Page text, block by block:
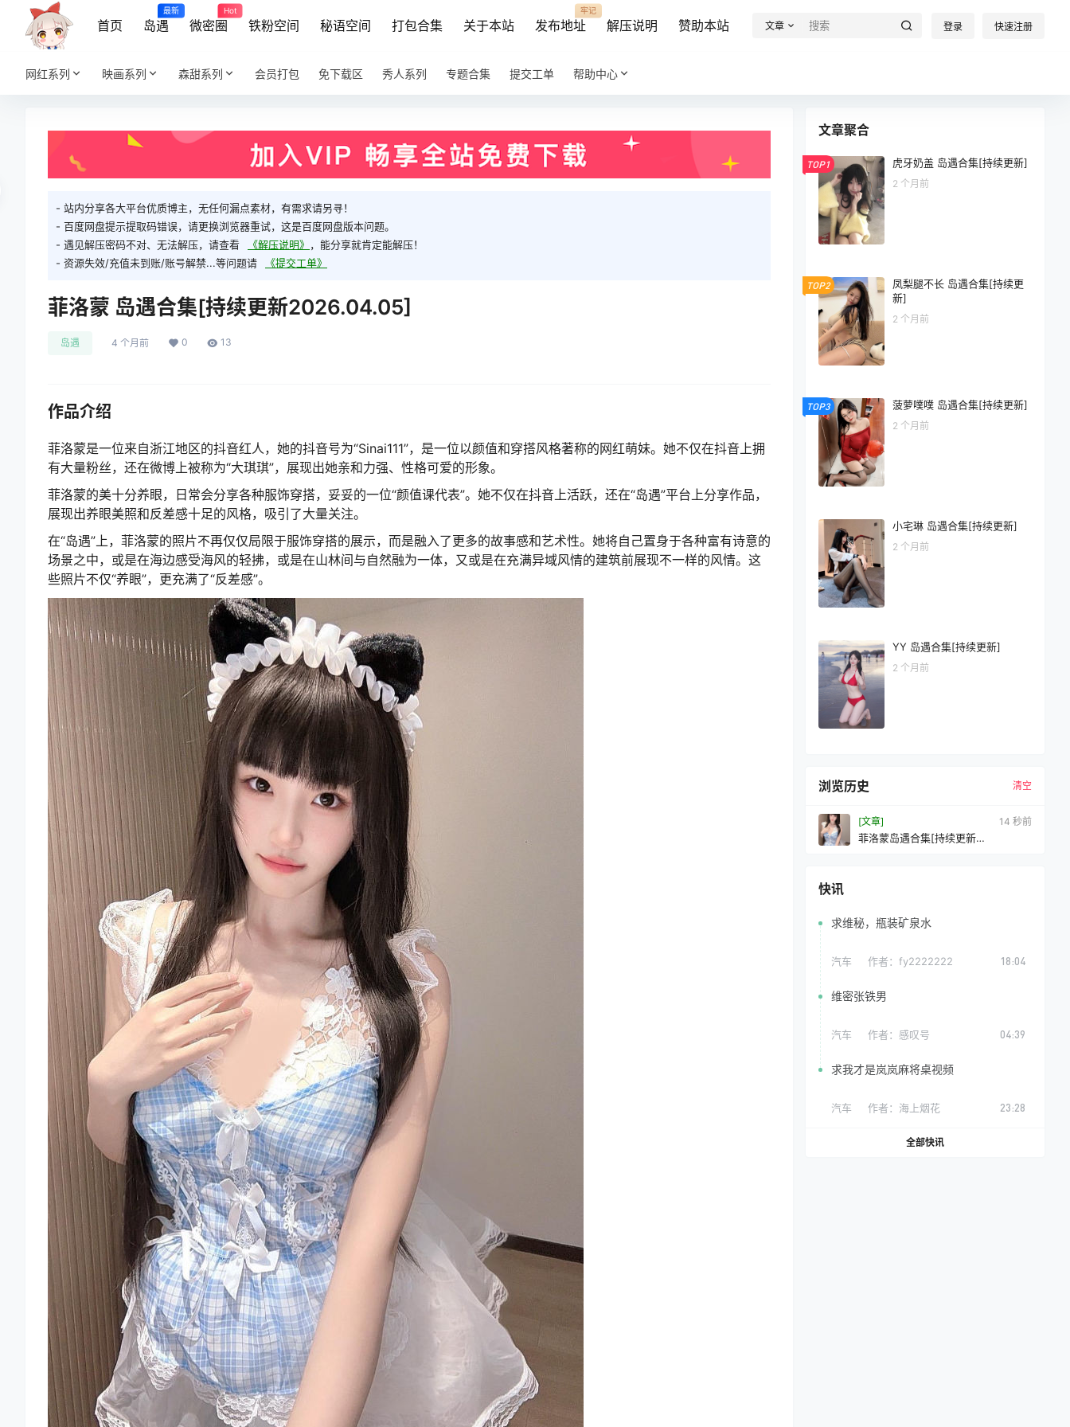
首页 岛遇
最新
微密圈
Hot
铁粉空间 秘语空间 打包合集 关于本站 发布地址
牢记
解压说明 赞助本站 文章 登录 快速注册
网红系列 映画系列 森甜系列 会员打包 免下载区 秀人系列 专题合集 提交工单 帮助中心
- 站内分享各大平台优质博主，无任何漏点素材，有需求请另寻！
- 百度网盘提示提取码错误，请更换浏览器重试，这是百度网盘版本问题。
- 遇见解压密码不对、无法解压，请查看
《解压说明》 ，能分享就肯定能解压！
- 资源失效/充值未到账/账号解禁...等问题请
《提交工单》
菲洛蒙 岛遇合集[持续更新2026.04.05]
岛遇 4 个月前 0 13
作品介绍
菲洛蒙是一位来自浙江地区的抖音红人，她的抖音号为“Sinai111”，是一位以颜值和穿搭风格著称的网红萌妹。她不仅在抖音上拥
有大量粉丝，还在微博上被称为“大琪琪”，展现出她亲和力强、性格可爱的形象。
菲洛蒙的美十分养眼，日常会分享各种服饰穿搭，妥妥的一位“颜值课代表”。她不仅在抖音上活跃，还在“岛遇”平台上分享作品，
展现出养眼美照和反差感十足的风格，吸引了大量关注。
在“岛遇”上，菲洛蒙的照片不再仅仅局限于服饰穿搭的展示，而是融入了更多的故事感和艺术性。她将自己置身于各种富有诗意的
场景之中，或是在海边感受海风的轻拂，或是在山林间与自然融为一体，又或是在充满异域风情的建筑前展现不一样的风情。这
些照片不仅“养眼”，更充满了“反差感”。
文章聚合
TOP1 虎牙奶盖 岛遇合集[持续更新]
2 个月前
TOP2
凤梨腿不长 岛遇合集[持续更
新]
2 个月前
TOP3 菠萝噗噗 岛遇合集[持续更新]
2 个月前
小宅琳 岛遇合集[持续更新]
2 个月前
YY 岛遇合集[持续更新]
2 个月前
浏览历史 清空
[文章] 15 秒前
菲洛蒙岛遇合集[持续更新
快讯
求维秘，瓶装矿泉水
汽车 作者： fy2222222 18:04
维密张铁男
汽车 作者： 感叹号 04:39
求我才是岚岚麻将桌视频
汽车 作者： 海上烟花 23:28
全部快讯